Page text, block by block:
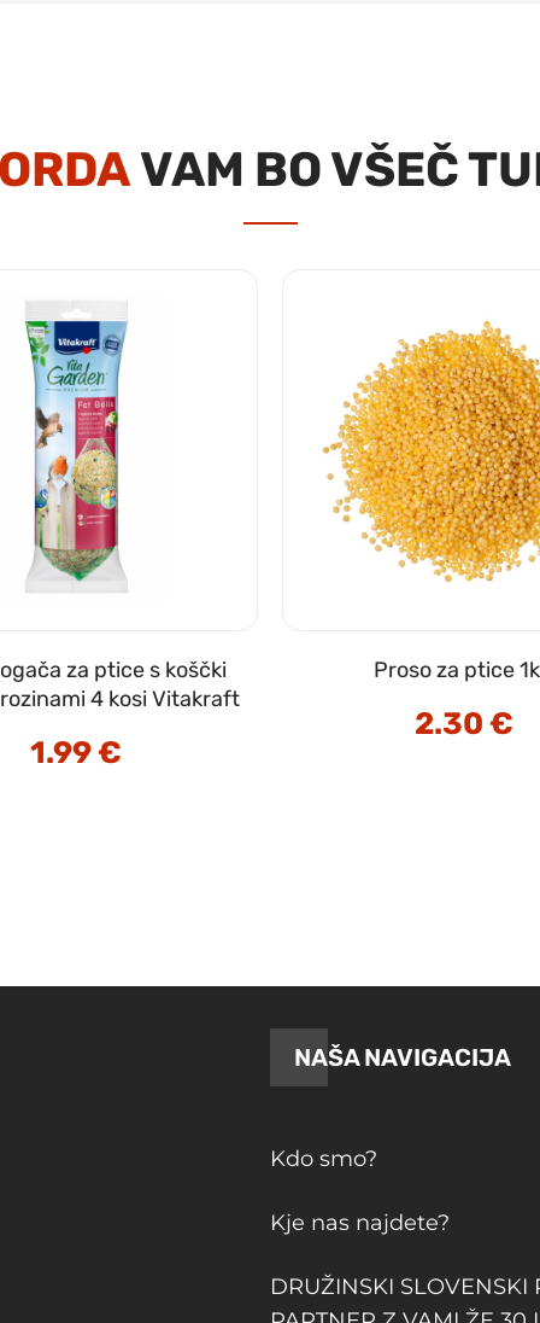
VAM BO VŠEČ
za ptice s koščki
4 kosi Vitakraft
1.99€
Proso za ptice
2.30 €
NAŠA NAVIGACIJA
Kdo smo?
Kje nas najdete?
DRUŽINSKI